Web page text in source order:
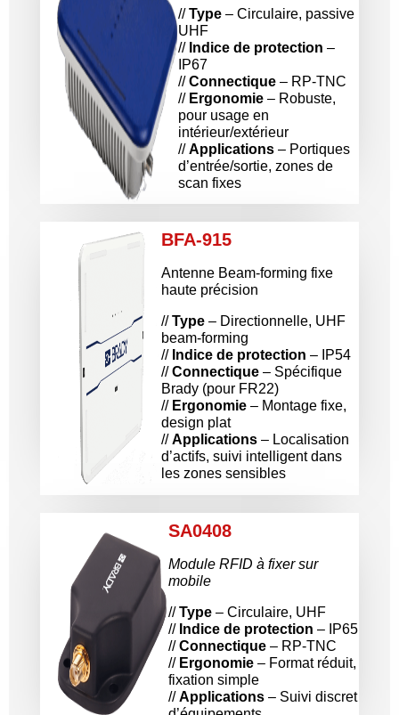
//Type– Circulaire, passive
UHF
// Indice de protection –
IP67
//Connectique– RP-TNC
// Ergonomie– Robuste,
pour usage en
intérieur/extérieur
//Applications– Portiques
d’entrée/sortie, zones de
scan fixes
BFA-915
Antenne Beam-forming fixe
haute précision
//Type – Directionnelle, UHF
beam-forming
// Indice de protection – IP54
//Connectique – Spécifique
Brady (pour FR22)
// Ergonomie – Montage fixe,
design plat
//Applications – Localisation
d’actifs, suivi intelligent dans
les zones sensibles
SA0408
Module RFID à fixer sur
mobile
//Type– Circulaire, UHF
// Indice de protection – IP65
//Connectique– RP-TNC
// Ergonomie– Format réduit,
fixation simple
//Applications– Suivi discret